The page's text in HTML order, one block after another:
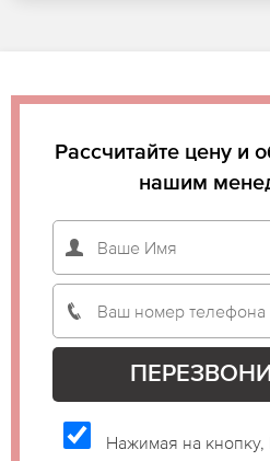
Рассчитайте цену и
нашим
Нажимая на кнопку,